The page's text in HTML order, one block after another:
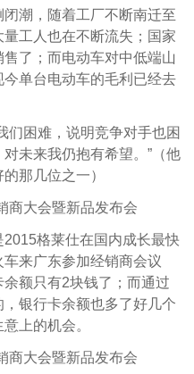
潮，随着工厂不断南迁至
工人也在不断流失；国家
了；而电动车对中低端山
单台电动车的毛利已经去
们困难，说明竞争对手也困
未来我仍抱有希望。”（他
那几位之一）
格莱仕在国内成长最快
来广东参加经销商会议
额只有2块钱了；而通过
银行卡余额也多了好几个
上的机会。